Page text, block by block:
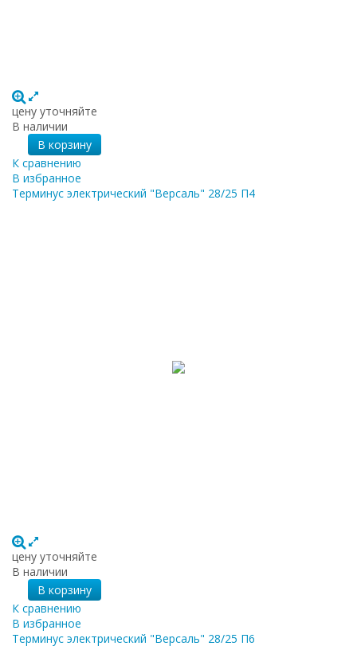
цену уточняйте
В наличии
В корзину
К сравнению
В избранное
Терминус электрический "Версаль" 28/25 П4
цену уточняйте
В наличии
В корзину
К сравнению
В избранное
Терминус электрический "Версаль" 28/25 П6